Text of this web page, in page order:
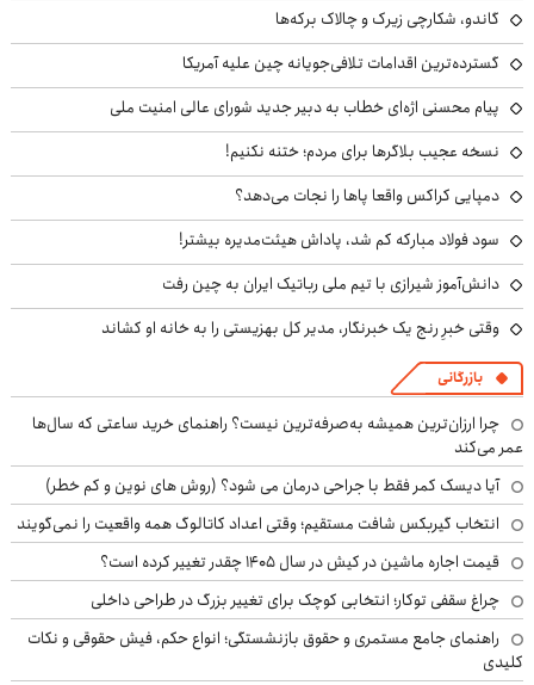
گاندو، شکارچی زیرک و چالاک برکه‌ها
گسترده‌ترین اقدامات تلافی‌جویانه چین علیه آمریکا
پیام محسنی اژه‌ای خطاب به دبیر جدید شورای عالی امنیت ملی
نسخه عجیب بلاگرها برای مردم؛ ختنه نکنیم!
دمپایی کراکس واقعا پاها را نجات می‌دهد؟
سود فولاد مبارکه کم شد، پاداش هیئت‌مدیره بیشتر!
دانش‌آموز شیرازی با تیم ملی رباتیک ایران به چین رفت
وقتی خبرِ رنج یک خبرنگار، مدیر کل بهزیستی را به خانه او کشاند
بازرگانی
چرا ارزان‌ترین همیشه به‌صرفه‌ترین نیست؟ راهنمای خرید ساعتی که سال‌ها
عمر می‌کند
آیا دیسک کمر فقط با جراحی درمان می شود؟ (روش های نوین و کم خطر)
انتخاب گیربکس شافت مستقیم؛ وقتی اعداد کاتالوگ همه واقعیت را نمی‌گویند
قیمت اجاره ماشین در کیش در سال ۱۴۰۵ چقدر تغییر کرده است؟
چراغ سقفی توکار؛ انتخابی کوچک برای تغییر بزرگ در طراحی داخلی
راهنمای جامع مستمری و حقوق بازنشستگی؛ انواع حکم، فیش حقوقی و نکات
کلیدی